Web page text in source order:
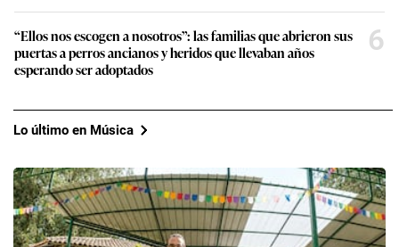
“Ellos nos escogen a nosotros”: las familias que abrieron sus
puertas a perros ancianos y heridos que llevaban años
esperando ser adoptados
6
Lo último en Música